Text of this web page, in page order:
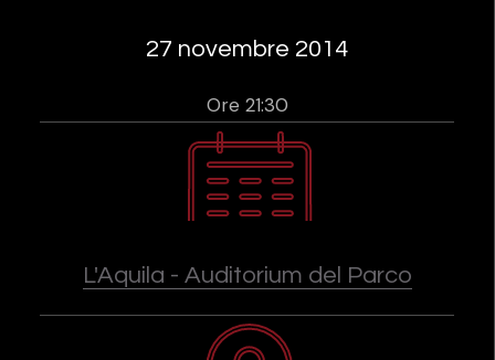
27 novembre 2014
Ore 21:30
L'Aquila - Auditorium del Parco